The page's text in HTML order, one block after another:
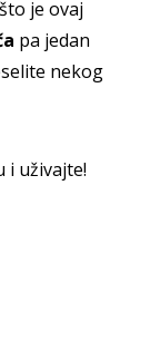
je ovaj
pa jedan
nekog
i uživajte!